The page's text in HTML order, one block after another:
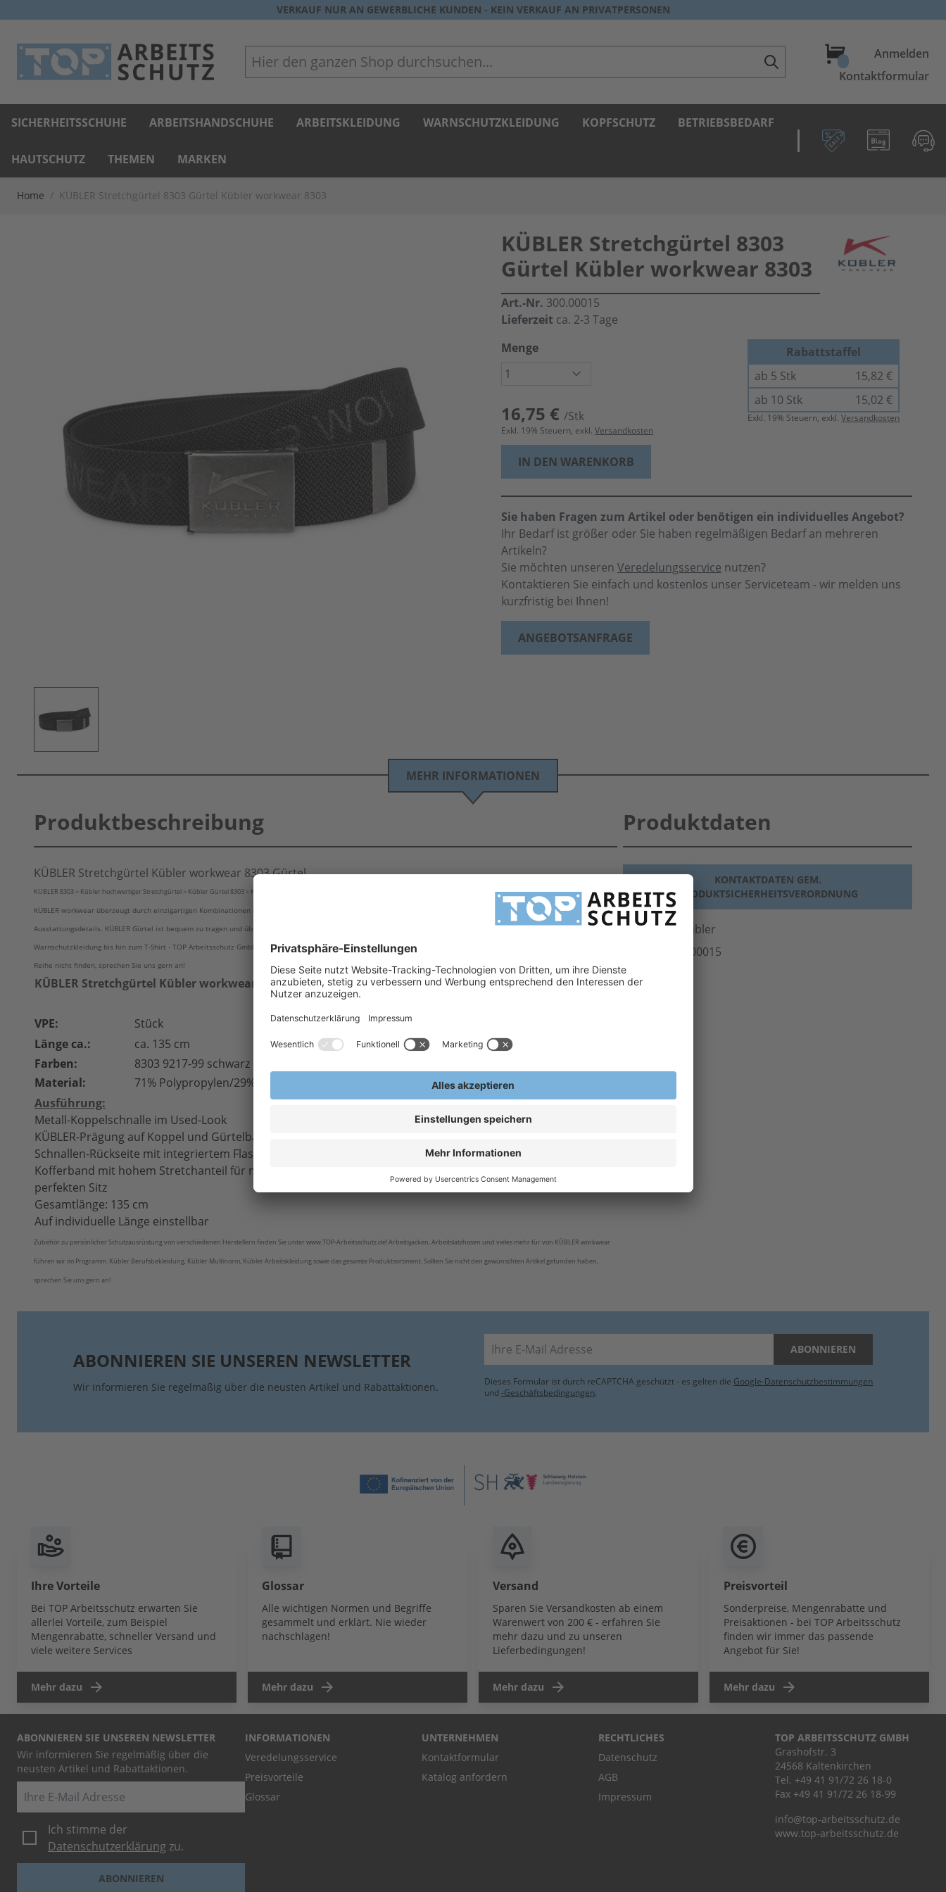
VERKAUF NUR AN GEWERBLICHE KUNDEN - KEIN VERKAUF AN PRIVATPERSONEN
Hier den ganzen Shop durchsuchen... WarenkorbAnmelden
Kontaktformular
SICHERHEITSSCHUHE ARBEITSHANDSCHUHE ARBEITSKLEIDUNG WARNSCHUTZKLEIDUNG KOPFSCHUTZ BETRIEBSBEDARF
HAUTSCHUTZ THEMEN MARKEN
Home / KÜBLER Stretchgürtel 8303 Gürtel Kübler workwear 8303
KÜBLER Stretchgürtel 8303
Gürtel Kübler workwear 8303
Art.-Nr. 300.00015
Lieferzeit ca. 2-3 Tage
Menge
16,75 € /Stk
Exkl. 19% Steuern, exkl. Versandkosten
Rabattstaffel
ab 5 Stk
15,82 €
ab 10 Stk
15,02 €
Exkl. 19% Steuern, exkl.Versandkosten
IN DEN WARENKORB
Sie haben Fragen zum Artikel oder benötigen ein individuelles Angebot?
Ihr Bedarf ist größer oder Sie haben regelmäßigen Bedarf an mehreren
Artikeln?
Sie möchten unseren Veredelungsservice nutzen?
Kontaktieren Sie einfach und kostenlos unser Serviceteam - wir melden uns
kurzfristig bei Ihnen!
ANGEBOTSANFRAGE
MEHR INFORMATIONEN
Produktbeschreibung
KÜBLER Stretchgürtel Kübler workwear 8303 Gürtel
KÜBLER 8303 > Kübler hochwertiger Stretchgürtel > Kübler Gürtel 8303 > Kübler workwear von der Berufsbekleidung bis zum Gürtel >> bei: TOP Arbeitsschutz GmbH
KÜBLER workwear überzeugt durch einzigartigen Kombinationen aus intelligenten Funktionen, ausgesuchten Materialien, modernem Design und cleveren
Ausstattungsdetails. KÜBLER Gürtel ist bequem zu tragen und überzeugt neben der hervorragenden Qualität u. a. durch die optische Eleganz. Von Berufsbekleidung über
Warnschutzkleidung bis hin zum T-Shirt - TOP Arbeitsschutz GmbH führt das gesamte Kübler Arbeitskleidung Sortiment. Sollten Sie einen Artikel aus der Kübler workwear
Reihe nicht finden, sprechen Sie uns gern an!
KÜBLER Stretchgürtel Kübler workwear 8303 Gürtel
VPE:
Stück
Länge ca.:
ca. 135 cm
Farben:
8303 9217-99 schwarz
Material:
71% Polypropylen/29% Elastan
Ausführung:
Metall-Koppelschnalle im Used-Look
KÜBLER-Prägung auf Koppel und Gürtelband
Schnallen-Rückseite mit integriertem Flaschenöffner
Kofferband mit hohem Stretchanteil für maximalen Tragekomfort und
perfekten Sitz
Gesamtlänge: 135 cm
Auf individuelle Länge einstellbar
Zubehör zu persönlicher Schutzausrüstung von verschiedenen Herstellern finden Sie unter www.TOP-Arbeitsschutz.de! Arbeitsjacken, Arbeitslatzhosen und vieles mehr für von KÜBLER workwear
führen wir im Programm. Kübler Berufsbekleidung, Kübler Multinorm, Kübler Arbeitskleidung sowie das gesamte Produktsortiment. Sollten Sie nicht den gewünschten Artikel gefunden haben,
sprechen Sie uns gern an!
Produktdaten
KONTAKTDATEN GEM.
PRODUKTSICHERHEITSVERORDNUNG
Hersteller
Kübler
300.00015
Einheit
ABONNIEREN SIE UNSEREN NEWSLETTER
Wir informieren Sie regelmäßig über die neusten Artikel und Rabattaktionen.
E-Mail ABONNIEREN
Dieses Formular ist durch reCAPTCHA geschützt - es gelten die Google-Datenschutzbestimmungen
und -Geschäftsbedingungen.
Ihre Vorteile
Bei TOP Arbeitsschutz erwarten Sie
allerlei Vorteile, zum Beispiel
Mengenrabatte, schneller Versand und
viele weitere Services
Mehr dazu
Glossar
Alle wichtigen Normen und Begriffe
gesammelt und erklärt. Nie wieder
nachschlagen!
Mehr dazu
Versand
Sparen Sie Versandkosten ab einem
Warenwert von 200 € - erfahren Sie
mehr dazu und zu unseren
Lieferbedingungen!
Mehr dazu
Preisvorteil
Sonderpreise, Mengenrabatte und
Preisaktionen - bei TOP Arbeitsschutz
finden wir immer das passende
Angebot für Sie!
Mehr dazu
ABONNIEREN SIE UNSEREN NEWSLETTER
Wir informieren Sie regelmäßig über die
neusten Artikel und Rabattaktionen.
E-Mail
Ich stimme der
Datenschutzerklärung zu.
ABONNIEREN
INFORMATIONEN
Veredelungsservice
Preisvorteile
Glossar
UNTERNEHMEN
Kontaktformular
Katalog anfordern
RECHTLICHES
Datenschutz
AGB
Impressum
TOP ARBEITSSCHUTZ GMBH
Grashofstr. 3
24568 Kaltenkirchen
Tel. +49 41 91/72 26 18-0
Fax +49 41 91/72 26 18-99
info@top-arbeitsschutz.de
www.top-arbeitsschutz.de